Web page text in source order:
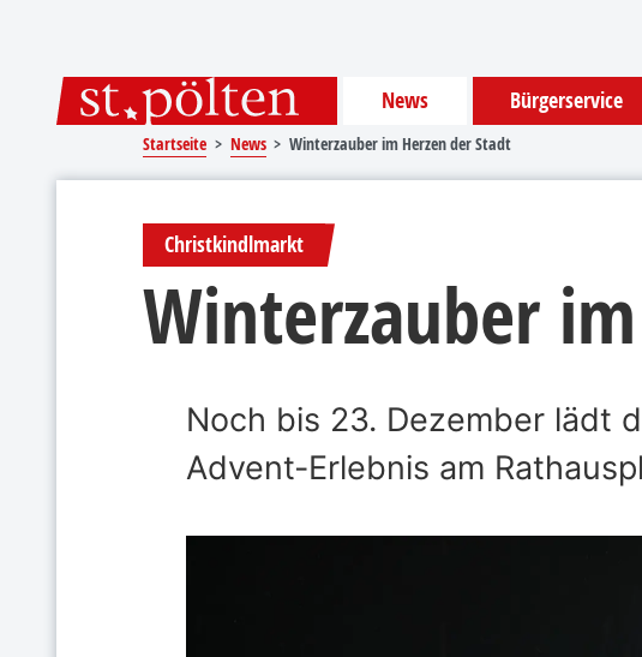
News Bürgerservice
Startseite News Winterzauber im Herzen der Stadt
Christkindlmarkt
Winterzauber
Noch bis 23. Dezember lädt
Advent-Erlebnis am